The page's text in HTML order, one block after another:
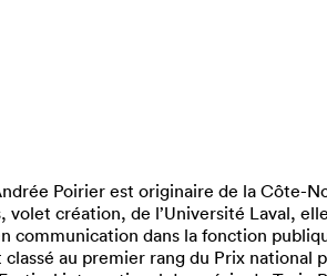
Poirier est originaire de la Côte-
volet création, de l’Université Laval,
communication dans la fonction
classé au premier rang du Prix national